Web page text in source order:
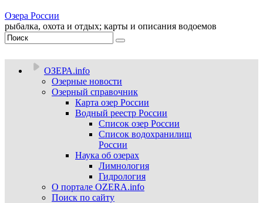
Озера России
рыбалка, охота и отдых; карты и описания водоемов
ОЗЕРА.info
Озерные новости
Озерный справочник
Карта озер России
Водный реестр России
Список озер России
Список водохранилищ
России
Наука об озерах
Лимнология
Гидрология
О портале OZERA.info
Поиск по сайту